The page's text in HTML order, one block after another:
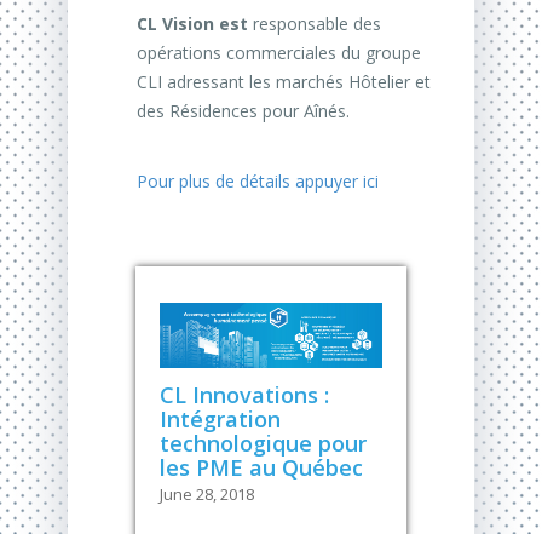
CL Vision est responsable des
opérations commerciales du groupe
CLI adressant les marchés Hôtelier et
des Résidences pour Aînés.
Pour plus de détails appuyer ici
CL Innovations :
Intégration
technologique pour
les PME au Québec
June 28, 2018